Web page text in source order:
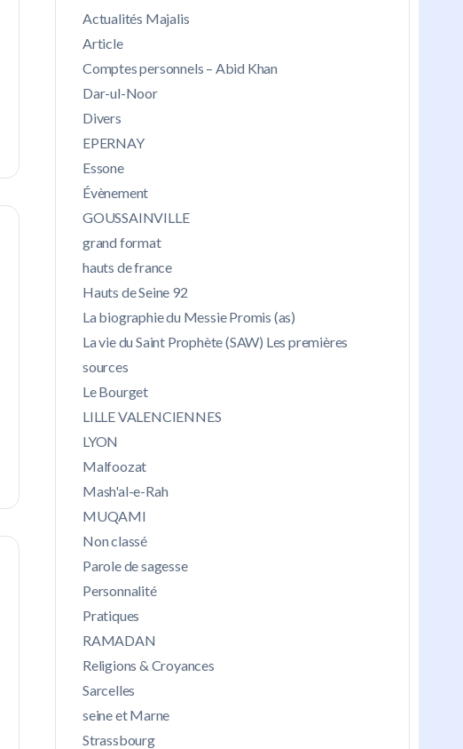
Actualités Majalis
Article
Comptes personnels – Abid Khan
Dar-ul-Noor
Divers
EPERNAY
Essone
Évènement
GOUSSAINVILLE
grand format
hauts de france
Hauts de Seine 92
La biographie du Messie Promis (as)
La vie du Saint Prophète (SAW) Les premières
sources
Le Bourget
LILLE VALENCIENNES
LYON
Malfoozat
Mash'al-e-Rah
MUQAMI
Non classé
Parole de sagesse
Personnalité
Pratiques
RAMADAN
Religions & Croyances
Sarcelles
seine et Marne
Strassbourg